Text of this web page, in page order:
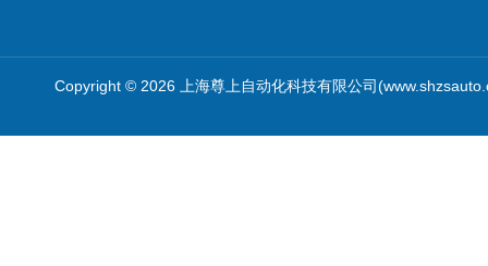
Copyright © 2026 上海尊上自动化科技有限公司